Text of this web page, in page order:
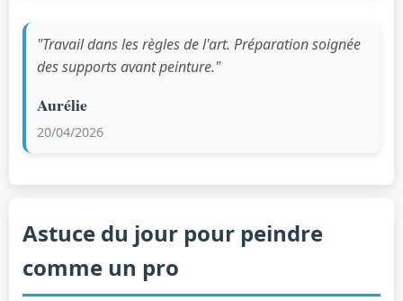
"Travail dans les règles de l'art. Préparation soignée
des supports avant peinture."
Aurélie
20/04/2026
Astuce du jour pour peindre
comme un pro